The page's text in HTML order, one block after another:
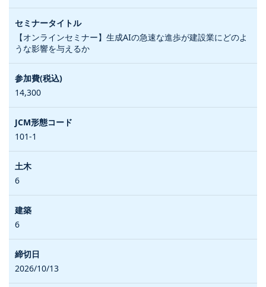
【オンラインセミナー】生成AIの急速な進歩が建設業にどのよ
うな影響を与えるか
14,300
101-1
6
6
2026/10/13